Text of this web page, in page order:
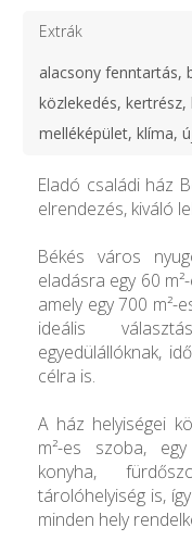
Extrák
alacsony fenntartás,
közlekedés,
melléképület, klíma,
Eladó családi ház
elrendezés, kiváló
Békés város
eladásra egy 60
amely egy 700 m²-
ideális
egyedülállóknak,
célra is.
A ház helyiségei
m²-es szoba,
konyha,
tárolóhelyiség is,
minden hely